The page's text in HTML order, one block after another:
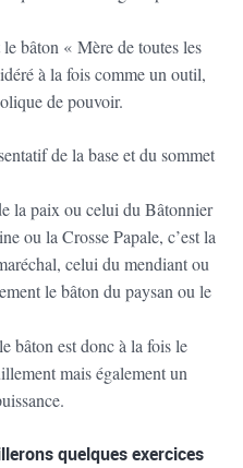
bâton « Mère de toutes les
à la fois comme un outil,
de pouvoir.
de la base et du sommet
la paix ou celui du Bâtonnier
ou la Crosse Papale, c’est la
celui du mendiant ou
le bâton du paysan ou le
bâton est donc à la fois le
mais également un
quelques exercices